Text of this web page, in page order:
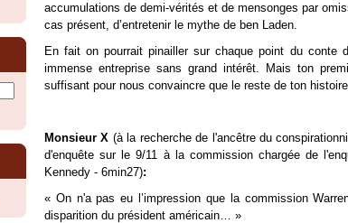
accumulations de demi-vérités et de mensonges par
cas présent, d’entretenir le mythe de ben Laden.
En fait on pourrait pinailler sur chaque point du conte
immense entreprise sans grand intérêt. Mais ton
suffisant pour nous convaincre que le reste de ton
Monsieur X (à la recherche de l'ancêtre du
d'enquête sur le 9/11 à la commission chargée de
Kennedy - 6min27):
« On n'a pas eu l’impression que la commission
disparition du président américain… »